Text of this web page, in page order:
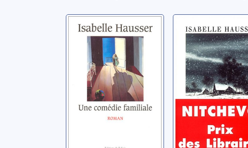
Une comédie
familiale: roman
Hausser, Isabelle
Nitchevo:
Hausser, Isabelle